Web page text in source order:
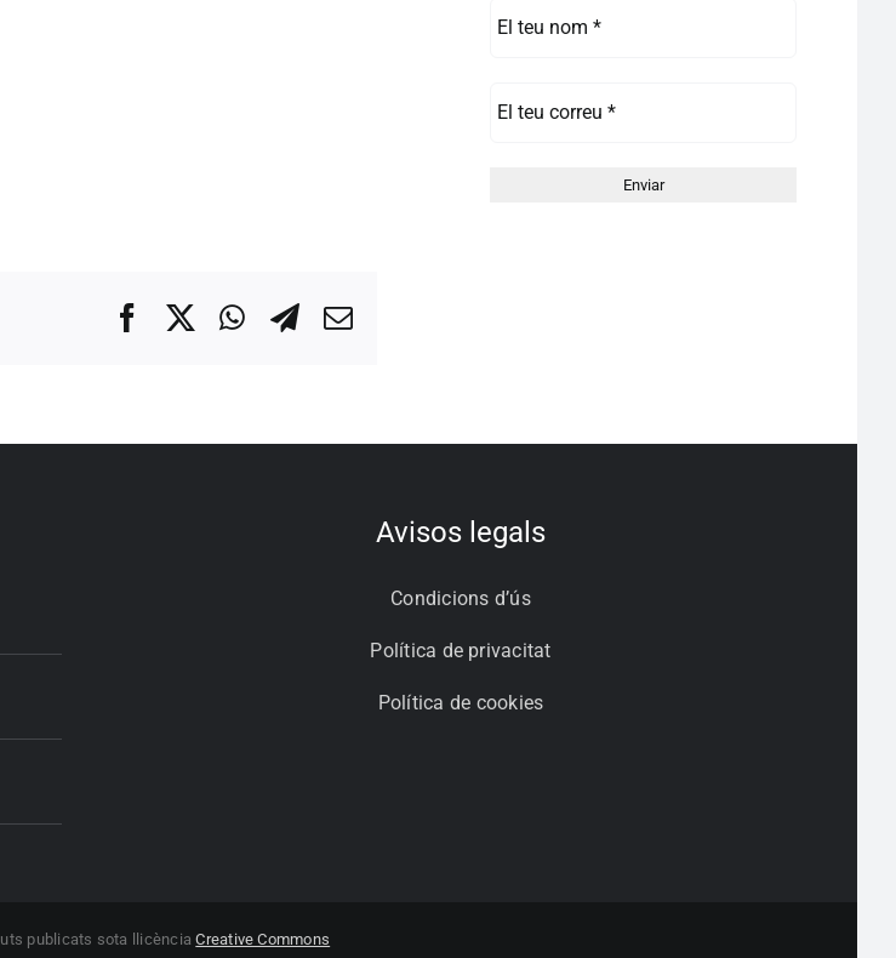
FacebookWhatsApp
Telegram
Correo
Avisos legals
Condicions d’ús
Política de privacitat
Política de cookies
publicats sota llicènciaCreative Commons